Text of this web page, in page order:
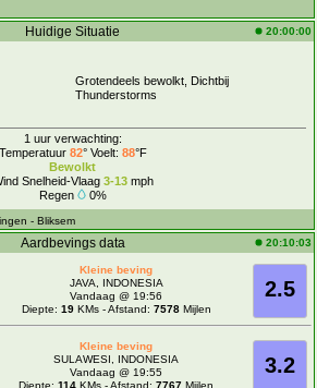
Huidige Situatie 20:00:00
Grotendeels bewolkt, Dichtbij
Thunderstorms
1 uur verwachting:
Temperatuur 82° Voelt: 88°F
Bewolkt
Snelheid-Vlaag 3-13mph
Regen
0%
- Bliksem
Aardbevings data 20:10:03
2.5
Kleine beving
JAVA, INDONESIA
Vandaag @ 19:56
Diepte: 19KMs - Afstand: 7578Mijlen
3.2
Kleine beving
SULAWESI, INDONESIA
Vandaag @ 19:55
Diepte:114 KMs - Afstand:7767 Mijlen